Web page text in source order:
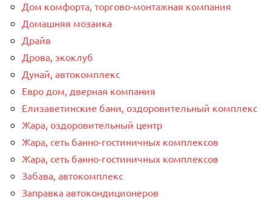
Дом комфорта, торгово-монтажная компания
Домашняя мозаика
Драйв
Дрова, экоклуб
Дунай, автокомплекс
Евро дом, дверная компания
Елизаветинские бани, оздоровительный комплекс
Жара, оздоровительный центр
Жара, сеть банно-гостиничных комплексов
Жара, сеть банно-гостиничных комплексов
Забава, автокомплекс
Заправка автокондиционеров